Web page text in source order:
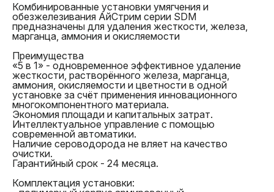
Комбинированные установки умягчения и
обезжелезивания АйСтрим серии SDМ
предназначены для удаления жесткости, железа,
марганца, аммония и окисляемости
Преимущества
«5 в 1» - одновременное эффективное удаление
жесткости, растворённого железа, марганца,
аммония, окисляемости и цветности в одной
установке за счёт применения инновационного
многокомпонентного материала.
Экономия площади и капитальных затрат.
Интеллектуальное управление с помощью
современной автоматики.
Наличие сероводорода не вляет на качество
очистки.
Гарантийный срок - 24 месяца.
Комплектация установки:
Страна производства Россия
Бренд
АйСтрим
Тип
Удаление жесткости,
железа, марганца, аммония
Тип
солевым баком
Производитель
Гидросистемы
Производительность
номинальная
0,8 м3/час
Производительность
максимальная
1,0 м3/час
Поток обратной
промывки
0,5 м3/час
Электропитание
однофазное 230 В
Вход-выход-дренаж 1"-1"-1/2"
Объём фильтрующей
загрузки
25 л
Условный диаметр
корпуса установки
200 мм
Самовывоз Воронеж. После оформления заказа
менеджер свяжется с вами, чтобы согласовать
дату и время визита. Не забудьте взять с собой
паспорт и документ об оплате (если оплата уже
произведена);
Экспресс-доставка курьером для жителей региона,
если нужно получить заказ на следующий день
после оформления;
Отправка в регионы России для клиентов из других
городов через ведущие транспортные компании.
Сроки варьируются от 2 до 7 дней в зависимости
от удаленности региона.
Перевод на карту Сбербанка для физических лиц c
любых платежных систем (Visa, MasterCard, МИР и
СБП);
Безналичный расчет для организаций, мы
предоставляем полный пакет документов и
выставление счета по вашим реквизитам.